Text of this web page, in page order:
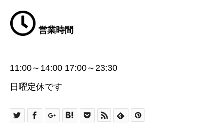
営業時間
11:00～14:00 17:00～23:30
日曜定休です